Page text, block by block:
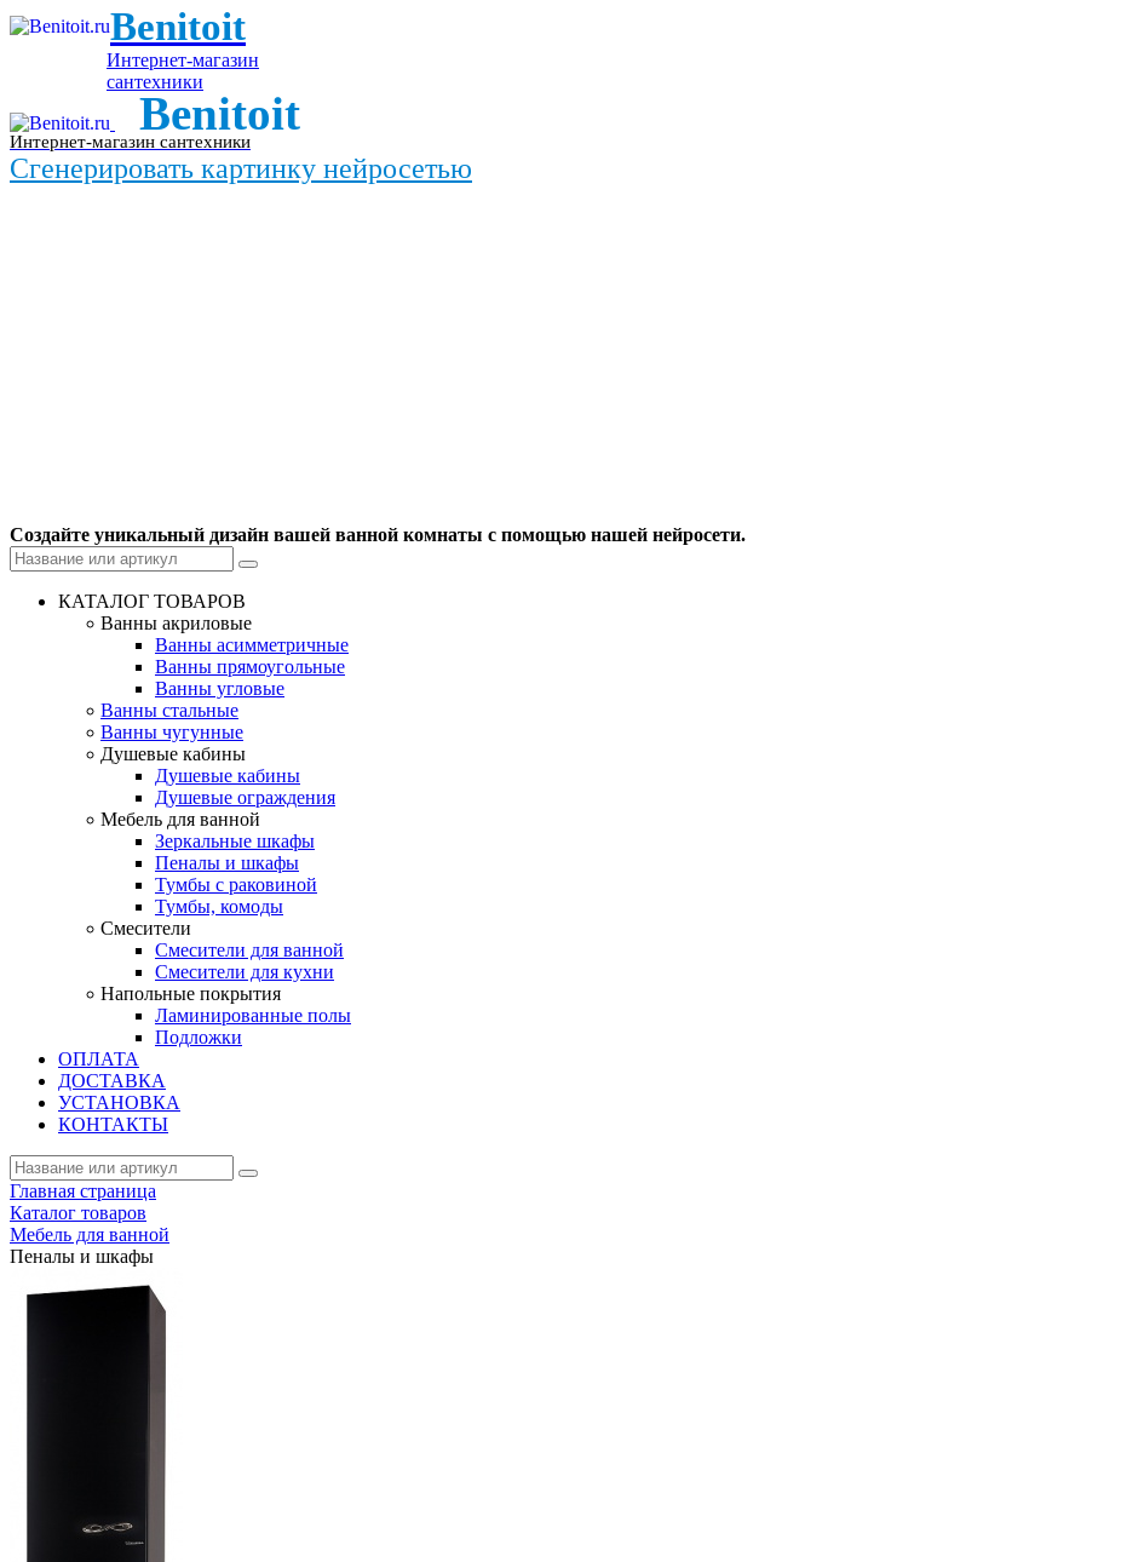
Benitoit
Интернет-магазин
сантехники
Benitoit
Интернет-магазин сантехники
Сгенерировать картинку нейросетью
Создайте уникальный дизайн вашей ванной комнаты с помощью нашей нейросети.
КАТАЛОГ ТОВАРОВ
Ванны акриловые
Ванны асимметричные
Ванны прямоугольные
Ванны угловые
Ванны стальные
Ванны чугунные
Душевые кабины
Душевые кабины
Душевые ограждения
Мебель для ванной
Зеркальные шкафы
Пеналы и шкафы
Тумбы с раковиной
Тумбы, комоды
Смесители
Смесители для ванной
Смесители для кухни
Напольные покрытия
Ламинированные полы
Подложки
ОПЛАТА
ДОСТАВКА
УСТАНОВКА
КОНТАКТЫ
Главная страница
Каталог товаров
Мебель для ванной
Пеналы и шкафы